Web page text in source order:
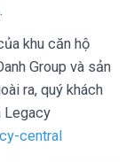
khu căn hộ
Group và sản
ra, quý khách
Legacy
central